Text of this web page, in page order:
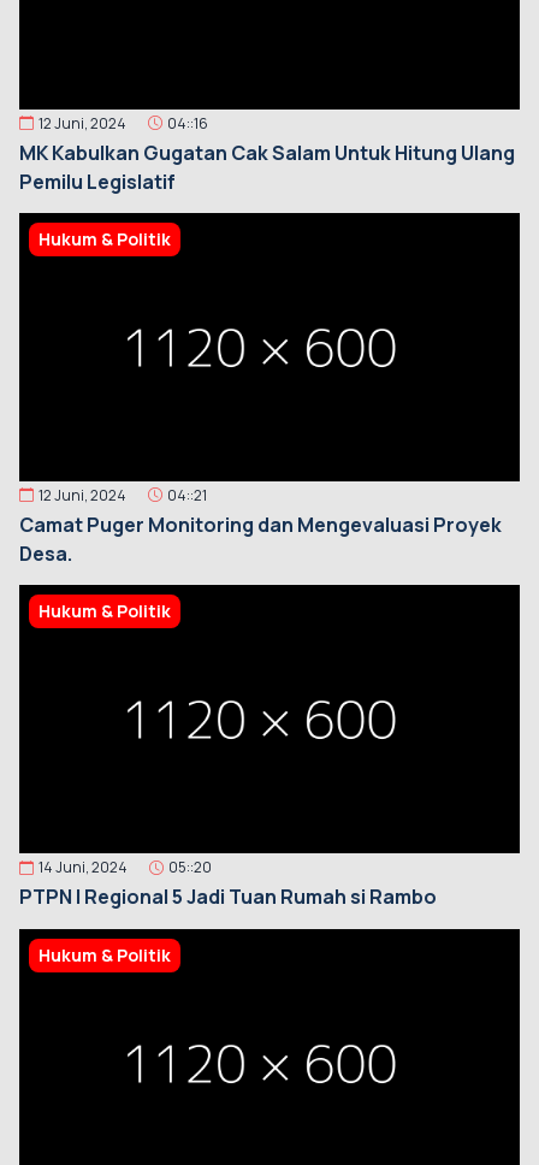
12 Juni, 2024 04::16
MK Kabulkan Gugatan Cak Salam Untuk Hitung Ulang
Pemilu Legislatif
Hukum & Politik
12 Juni, 2024 04::21
Camat Puger Monitoring dan Mengevaluasi Proyek
Desa.
Hukum & Politik
14 Juni, 2024 05::20
PTPN I Regional 5 Jadi Tuan Rumah si Rambo
Hukum & Politik